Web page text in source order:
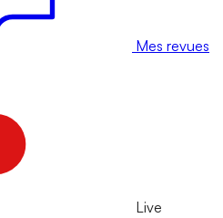
Mes revues
Live